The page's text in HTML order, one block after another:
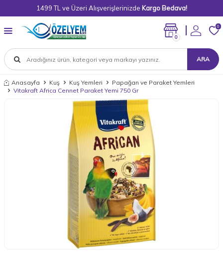
1499 TL ve Üzeri Alışverişlerinizde Kargo Bedava!
ARA
0
0
Anasayfa Kuş Kuş Yemleri
Papağan ve Paraket Yemleri
Vitakraft Africa Cennet Paraket Yemi 750 Gr